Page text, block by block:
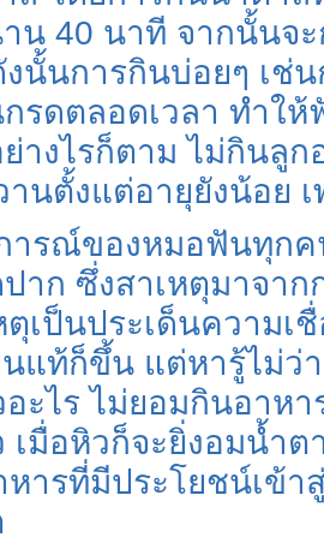
น 40 นาที จากนั้นจ
นั้นการกินบ่อยๆ เช่
รดตลอดเวลา ทำให้
างไรก็ตาม ไม่กินลูก
านตั้งแต่อายุยังน้อย
ารณ์ของหมอฟันทุกค
าก ซึ่งสาเหตุมาจาก
ตุเป็นประเด็นความเ
แท้ก็ขึ้น แต่หารู้ไม่ว่
อะไร ไม่ยอมกินอาห
เมื่อหิวก็จะยิ่งอมน้ำ
ารที่มีประโยชน์เข้า